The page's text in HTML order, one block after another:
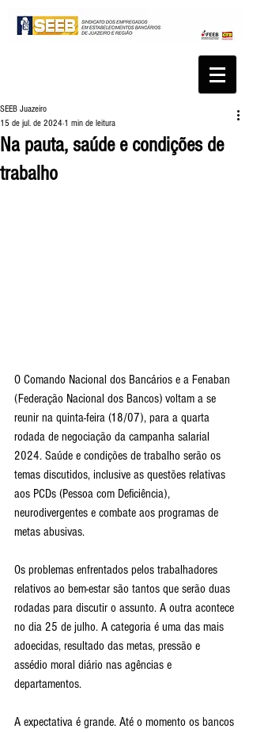
Na pauta, saúde e condições de
trabalho
SEEB Juazeiro
15 de jul. de 2024 1 min de leitura
O Comando Nacional dos Bancários e a Fenaban
(Federação Nacional dos Bancos) voltam a se
reunir na quinta-feira (18/07), para a quarta
rodada de negociação da campanha salarial
2024. Saúde e condições de trabalho serão os
temas discutidos, inclusive as questões relativas
aos PCDs (Pessoa com Deficiência),
neurodivergentes e combate aos programas de
metas abusivas.
Os problemas enfrentados pelos trabalhadores
relativos ao bem-estar são tantos que serão duas
rodadas para discutir o assunto. A outra acontece
no dia 25 de julho. A categoria é uma das mais
adoecidas, resultado das metas, pressão e
assédio moral diário nas agências e
departamentos.
A expectativa é grande. Até o momento os bancos